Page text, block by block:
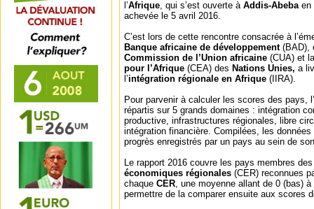
l’Afrique, qui s’est ouverte à Addis-Abebaen
achevée le 5 avril 2016.
C’est lors de cette rencontre consacrée à
Banque africaine de développement (BAD),
Commission de l’Union africaine (CUA) et
pour l’Afrique (CEA) des Nations Unies, a
l’intégration régionale en Afrique (IIRA).
Pour parvenir à calculer les scores des pays, l’
répartis sur 5 grands domaines : intégration
productive, infrastructures régionales, libre
intégration financière. Compilées, les
progrès enregistrés par un pays au sein de
Le rapport 2016 couvre les pays membres
économiques régionales (CER) reconnues
chaque CER, une moyenne allant de 0 (bas)
permettre de la comparer ensuite aux scores